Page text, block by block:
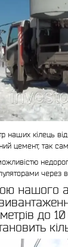
наших кілець
цемент, так
через
нашого
до 10